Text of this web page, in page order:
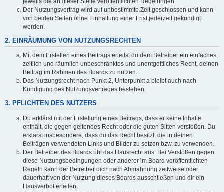
Der Nutzungsvertrag wird auf unbestimmte Zeit geschlossen und kann
von beiden Seiten ohne Einhaltung einer Frist jederzeit gekündigt
werden.
2. EINRÄUMUNG VON NUTZUNGSRECHTEN
Mit dem Erstellen eines Beitrags erteilst du dem Betreiber ein einfaches,
zeitlich und räumlich unbeschränktes und unentgeltliches Recht, deinen
Beitrag im Rahmen des Boards zu nutzen.
Das Nutzungsrecht nach Punkt 2, Unterpunkt a bleibt auch nach
Kündigung des Nutzungsvertrages bestehen.
3. PFLICHTEN DES NUTZERS
Du erklärst mit der Erstellung eines Beitrags, dass er keine Inhalte
enthält, die gegen geltendes Recht oder die guten Sitten verstoßen. Du
erklärst insbesondere, dass du das Recht besitzt, die in deinen
Beiträgen verwendeten Links und Bilder zu setzen bzw. zu verwenden.
Der Betreiber des Boards übt das Hausrecht aus. Bei Verstößen gegen
diese Nutzungsbedingungen oder anderer im Board veröffentlichten
Regeln kann der Betreiber dich nach Abmahnung zeitweise oder
dauerhaft von der Nutzung dieses Boards ausschließen und dir ein
Hausverbot erteilen.